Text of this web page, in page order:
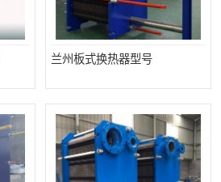
兰州板式换热器型号